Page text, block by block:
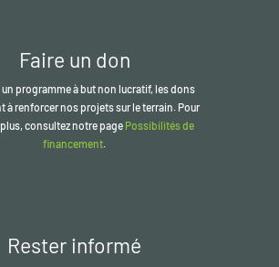
Faire un don
un programme à but non lucratif, les dons
à renforcer nos projets sur le terrain. Pour
consultez notre page Possibilités de
financement.
Rester informé